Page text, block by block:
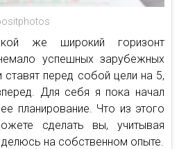
же широкий горизонт
успешных зарубежных
ставят перед собой цели на 5,
Для себя я пока начал
планирование. Что из этого
сделать вы, учитывая
на собственном опыте.